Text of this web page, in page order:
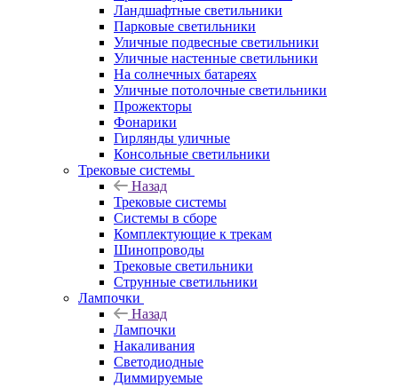
Ландшафтные светильники
Парковые светильники
Уличные подвесные светильники
Уличные настенные светильники
На солнечных батареях
Уличные потолочные светильники
Прожекторы
Фонарики
Гирлянды уличные
Консольные светильники
Трековые системы
Назад
Трековые системы
Системы в сборе
Комплектующие к трекам
Шинопроводы
Трековые светильники
Струнные светильники
Лампочки
Назад
Лампочки
Накаливания
Светодиодные
Диммируемые